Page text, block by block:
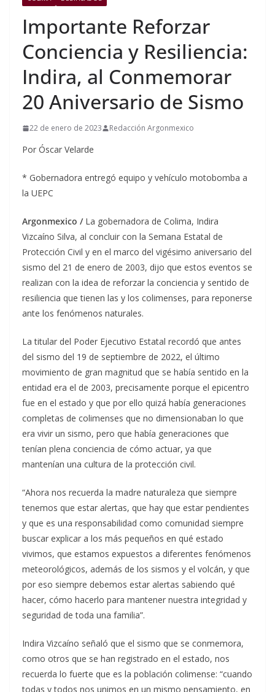
Importante Reforzar
Conciencia y Resiliencia:
Indira, al Conmemorar
20 Aniversario de Sismo
22 de enero de 2023 Redacción Argonmexico
Por Óscar Velarde
* Gobernadora entregó equipo y vehículo motobomba a
la UEPC
Argonmexico /La gobernadora de Colima, Indira
Vizcaíno Silva, al concluir con la Semana Estatal de
Protección Civil y en el marco del vigésimo aniversario del
sismo del 21 de enero de 2003, dijo que estos eventos se
realizan con la idea de reforzar la conciencia y sentido de
resiliencia que tienen las y los colimenses, para reponerse
ante los fenómenos naturales.
La titular del Poder Ejecutivo Estatal recordó que antes
del sismo del 19 de septiembre de 2022, el último
movimiento de gran magnitud que se había sentido en la
entidad era el de 2003, precisamente porque el epicentro
fue en el estado y que por ello quizá había generaciones
completas de colimenses que no dimensionaban lo que
era vivir un sismo, pero que había generaciones que
tenían plena conciencia de cómo actuar, ya que
mantenían una cultura de la protección civil.
“Ahora nos recuerda la madre naturaleza que siempre
tenemos que estar alertas, que hay que estar pendientes
y que es una responsabilidad como comunidad siempre
buscar explicar a los más pequeños en qué estado
vivimos, que estamos expuestos a diferentes fenómenos
meteorológicos, además de los sismos y el volcán, y que
por eso siempre debemos estar alertas sabiendo qué
hacer, cómo hacerlo para mantener nuestra integridad y
seguridad de toda una familia”.
Indira Vizcaíno señaló que el sismo que se conmemora,
como otros que se han registrado en el estado, nos
recuerda lo fuerte que es la población colimense: “cuando
todas y todos nos unimos en un mismo pensamiento, en